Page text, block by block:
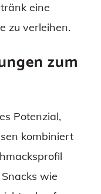
eine
zu verleihen.
zum
Potenzial,
kombiniert
wie